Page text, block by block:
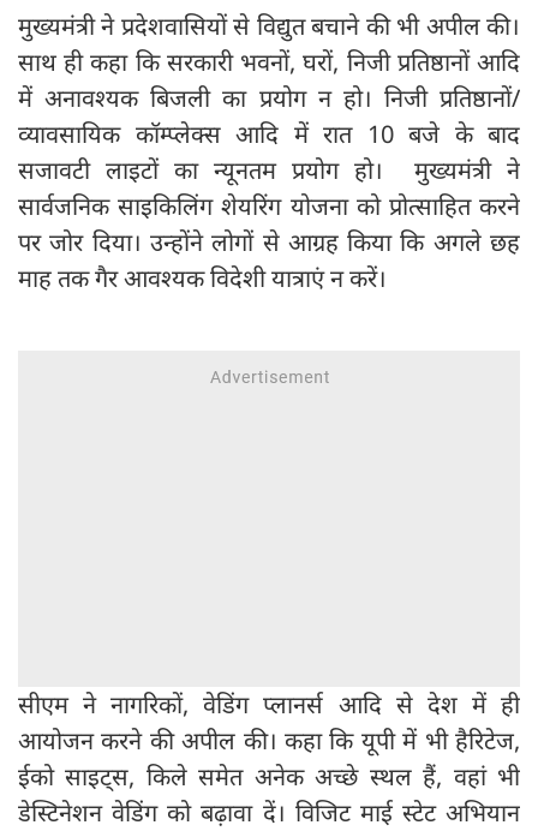
मुख्यमंत्री ने प्रदेशवासियों से विद्युत बचाने की भी अपील की।
साथ ही कहा कि सरकारी भवनों, घरों, निजी प्रतिष्ठानों आदि
में अनावश्यक बिजली का प्रयोग न हो। निजी प्रतिष्ठानों/
व्यावसायिक कॉम्प्लेक्स आदि में रात 10 बजे के बाद
सजावटी लाइटों का न्यूनतम प्रयोग हो। मुख्यमंत्री ने
सार्वजनिक साइकिलिंग शेयरिंग योजना को प्रोत्साहित करने
पर जोर दिया। उन्होंने लोगों से आग्रह किया कि अगले छह
माह तक गैर आवश्यक विदेशी यात्राएं न करें।
सीएम ने नागरिकों, वेडिंग प्लानर्स आदि से देश में ही
आयोजन करने की अपील की। कहा कि यूपी में भी हैरिटेज,
ईको साइट्स, किले समेत अनेक अच्छे स्थल हैं, वहां भी
डेस्टिनेशन वेडिंग को बढ़ावा दें। विजिट माई स्टेट अभियान